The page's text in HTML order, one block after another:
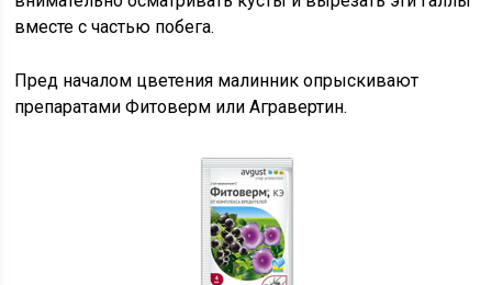
вместе с частью побега.
Пред началом цветения малинник опрыскивают
препаратами Фитоверм или Агравертин.